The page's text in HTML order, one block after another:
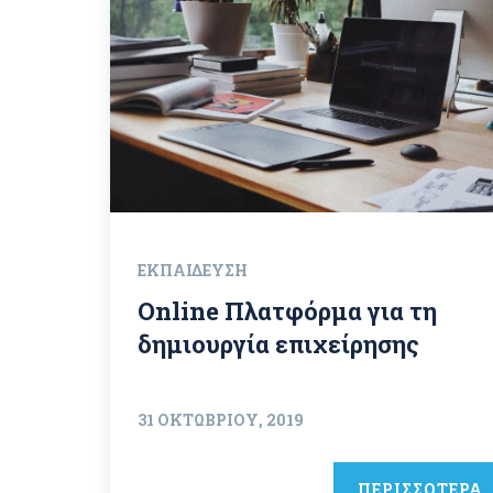
ΕΚΠΑΊΔΕΥΣΗ
Online Πλατφόρμα για τη
δημιουργία επιχείρησης
31 ΟΚΤΩΒΡΊΟΥ, 2019